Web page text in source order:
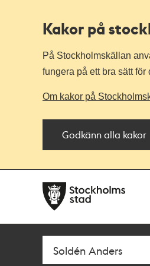
Kakor på
På Stockholmskällan
fungera på ett bra sätt för
Om kakor på
Godkänn alla kakor
navigationen
huvudinnehållet
Sök